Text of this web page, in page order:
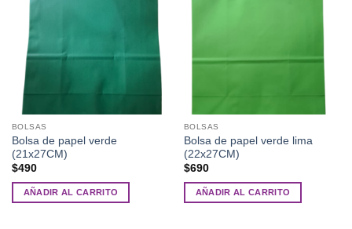
BOLSAS
Bolsa de papel verde
(21x27CM)
$490
AÑADIR AL CARRITO
BOLSAS
Bolsa de papel verde lima
(22x27CM)
$690
AÑADIR AL CARRITO